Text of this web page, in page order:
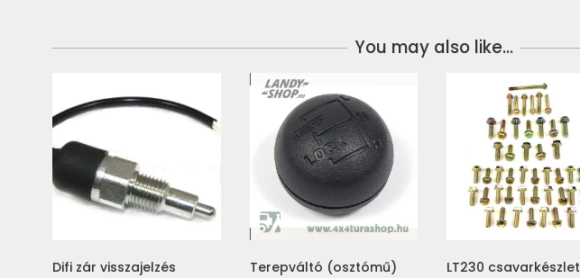
You may also like…
Difi zár visszajelzés
Terepváltó (osztómű)
LT230 csavarkészlet